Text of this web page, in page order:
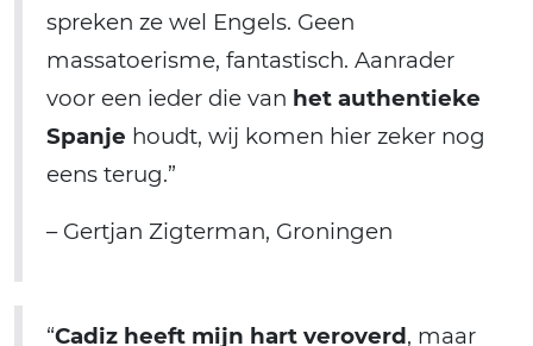
spreken ze wel Engels. Geen
massatoerisme, fantastisch. Aanrader
voor een ieder die van het authentieke
Spanje houdt, wij komen hier zeker nog
eens terug.”
– Gertjan Zigterman, Groningen
“Cadiz heeft mijn hart veroverd, maar